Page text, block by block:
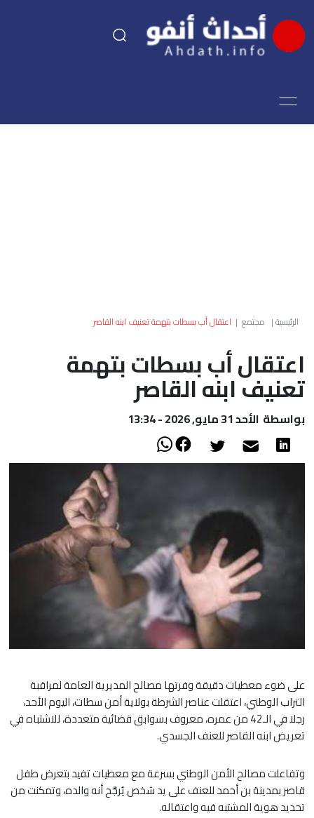
اقتصاد
العالم
أعمدة
الصحراء
الرئيسية| مجتمع | اعتقال أب بسطات بتهمة تعنيف ابنه القاصر
اعتقال أب بسطات بتهمة
تعنيف ابنه القاصر
بواسطة الأحد 31 مايو, 2026 - 13:34
على ضوء معطيات دقيقة وفرتها مصالح المديرية العامة لمراقبة
التراب الوطني، اعتقلت عناصر الشرطة بولاية أمن سطات، اليوم الأحد،
رجلا في الـ42 من عمره، معروف بسوابق قضائية متعددة، للاشتباه في
تعريض ابنه القاصر للعنف الجسدي.
وتفاعلت مصالح الأمن الوطني بسرعة مع معطيات تفيد بتعرض طفل
قاصر بمدينة بن أحمد للعنف على يد شخص يُرجَّح أنه والده، وتمكنت من
تحديد هوية المشتبه فيه واعتقاله.